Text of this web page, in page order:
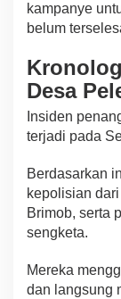
kampanye
belum
Desa
Insiden
terjadi pada
Berdasarkan
kepolisian
Brimob, serta
sengketa.
Mereka
dan langsung